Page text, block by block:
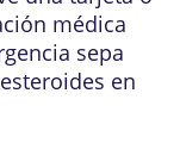
médica
sepa
en